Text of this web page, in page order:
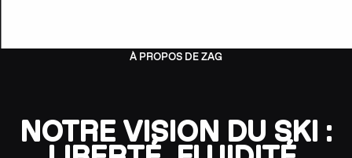
À PROPOS DE ZAG
NOTRE VISION DU SKI :